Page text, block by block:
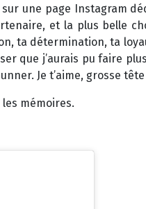
une page Instagram
et la plus belle
ta détermination, ta
que j’aurais pu faire
Je t’aime, grosse
mémoires.